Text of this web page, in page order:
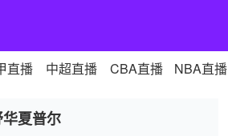
直播 中超直播 CBA直播 NBA直播
夏普尔